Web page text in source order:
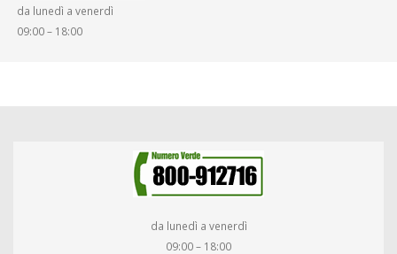
da lunedì a venerdì
09:00 – 18:00
da lunedì a venerdì
09:00 – 18:00